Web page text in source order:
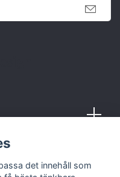
det innehåll som